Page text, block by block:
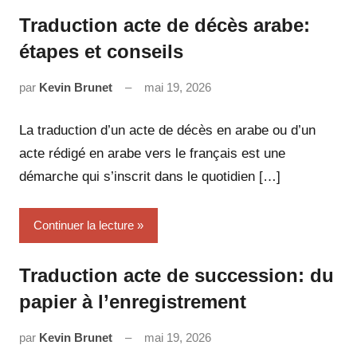
Traduction acte de décès arabe:
étapes et conseils
par Kevin Brunet mai 19, 2026
La traduction d’un acte de décès en arabe ou d’un
acte rédigé en arabe vers le français est une
démarche qui s’inscrit dans le quotidien […]
Continuer la lecture
Traduction acte de succession: du
papier à l’enregistrement
par Kevin Brunet mai 19, 2026